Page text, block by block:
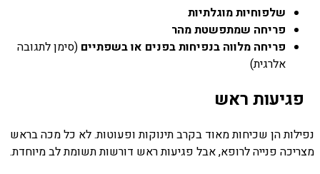
שלפוחיות מוגלתיות
פריחה שמתפשטת מהר
פריחה מלווה בנפיחות בפנים או בשפתיים (סימן לתגובה
אלרגית)
פגיעות ראש
נפילות הן שכיחות מאוד בקרב תינוקות ופעוטות. לא כל מכה בראש
מצריכה פנייה לרופא, אבל פגיעות ראש דורשות תשומת לב מיוחדת.